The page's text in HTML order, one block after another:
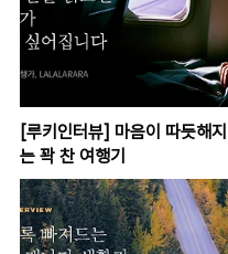
[루키인터뷰] 마음이 따듯해지
는 꽉 찬 여행기